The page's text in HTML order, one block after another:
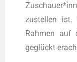
zu­stel­len ist.
Rah­men auf
geglückt